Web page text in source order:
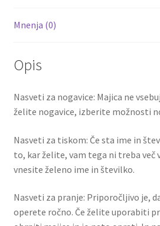
Mnenja (0)
Opis
Nasveti za nogavice: Majica ne
želite nogavice, izberite možnosti
Nasveti za tiskom: Če sta ime in
to, kar želite, vam tega ni treba več
vnesite želeno ime in številko.
Nasveti za pranje: Priporočljivo je,
operete ročno. Če želite uporabiti